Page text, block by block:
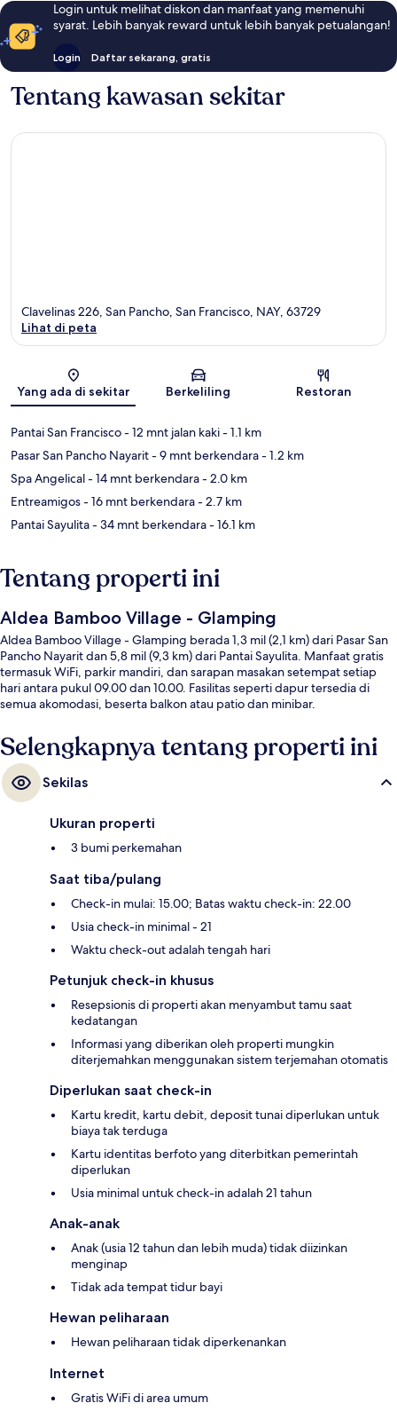
Login untuk melihat diskon dan manfaat yang memenuhi
syarat. Lebih banyak reward untuk lebih banyak petualangan!
Login Daftar sekarang, gratis
Tentang kawasan sekitar
Peta
Clavelinas 226, San Pancho, San Francisco, NAY, 63729
Lihat di peta
Yang ada di sekitar Berkeliling Restoran
Pantai San Francisco- 12 mnt jalan kaki- 1.1 km
Pasar San Pancho Nayarit- 9 mnt berkendara- 1.2 km
Spa Angelical- 14 mnt berkendara- 2.0 km
Entreamigos- 16 mnt berkendara- 2.7 km
Pantai Sayulita- 34 mnt berkendara- 16.1 km
Tentang properti ini
Aldea Bamboo Village - Glamping
Aldea Bamboo Village - Glamping berada 1,3 mil (2,1 km) dari Pasar San
Pancho Nayarit dan 5,8 mil (9,3 km) dari Pantai Sayulita. Manfaat gratis
termasuk WiFi, parkir mandiri, dan sarapan masakan setempat setiap
hari antara pukul 09.00 dan 10.00. Fasilitas seperti dapur tersedia di
semua akomodasi, beserta balkon atau patio dan minibar.
Selengkapnya tentang properti ini
Sekilas
Ukuran properti
3 bumi perkemahan
Saat tiba/pulang
Check-in mulai: 15.00; Batas waktu check-in: 22.00
Usia check-in minimal - 21
Waktu check-out adalah tengah hari
Petunjuk check-in khusus
Resepsionis di properti akan menyambut tamu saat
kedatangan
Informasi yang diberikan oleh properti mungkin
diterjemahkan menggunakan sistem terjemahan otomatis
Diperlukan saat check-in
Kartu kredit, kartu debit, deposit tunai diperlukan untuk
biaya tak terduga
Kartu identitas berfoto yang diterbitkan pemerintah
diperlukan
Usia minimal untuk check-in adalah 21 tahun
Anak-anak
Anak (usia 12 tahun dan lebih muda) tidak diizinkan
menginap
Tidak ada tempat tidur bayi
Hewan peliharaan
Hewan peliharaan tidak diperkenankan
Internet
Gratis WiFi di area umum